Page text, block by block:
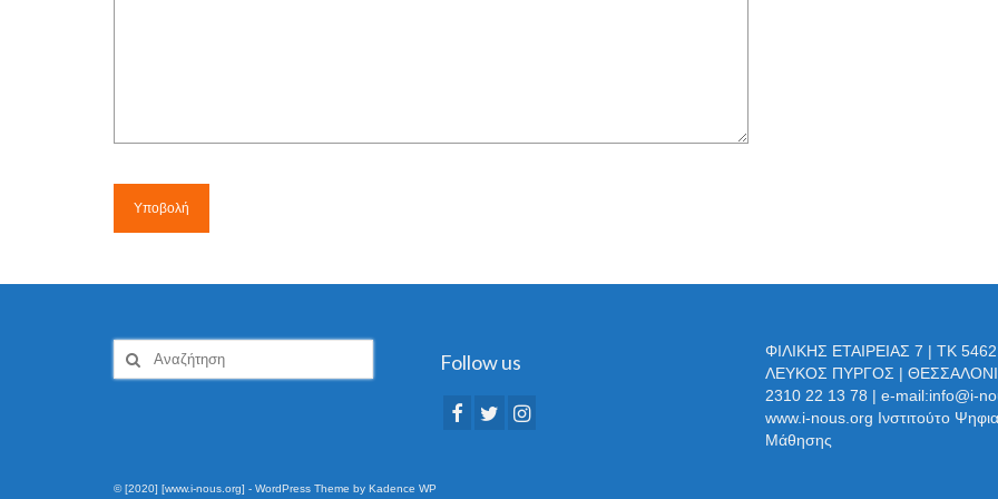
Αναζήτηση
για:
Follow us
ΦΙΛΙΚΗΣ ΕΤΑΙΡΕΙΑΣ 7 | ΤΚ
ΛΕΥΚΟΣ ΠΥΡΓΟΣ |
2310 22 13 78 | e-mail:info@i-
www.i-nous.org Ινστιτούτο
Μάθησης
© [2020] [www.i-nous.org] - WordPress Theme by Kadence WP